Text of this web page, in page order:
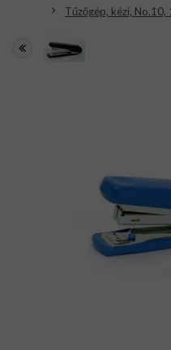
Tűzőgép, kézi,